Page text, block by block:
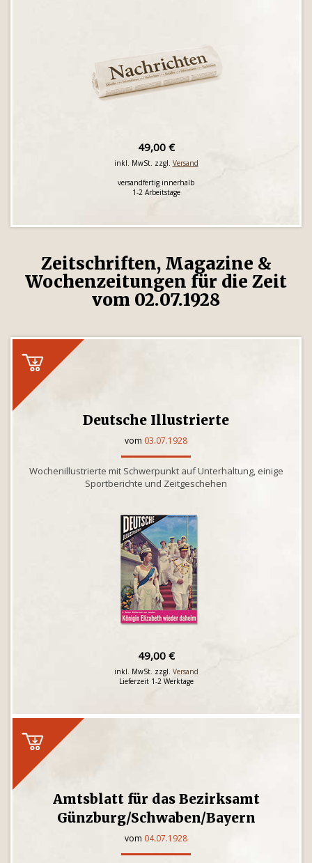
49,00 €
inkl. MwSt. zzgl. Versand
versandfertig innerhalb
1-2 Arbeitstage
Zeitschriften, Magazine &
Wochenzeitungen für die Zeit
vom 02.07.1928
Deutsche Illustrierte
vom 03.07.1928
Wochenillustrierte mit Schwerpunkt auf Unterhaltung, einige
Sportberichte und Zeitgeschehen
49,00 €
inkl. MwSt. zzgl. Versand
Lieferzeit 1-2 Werktage
Amtsblatt für das Bezirksamt
Günzburg/Schwaben/Bayern
vom 04.07.1928